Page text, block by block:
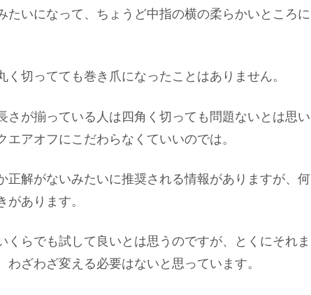
たいになって、ちょうど中指の横の柔らかいところに
切ってても巻き爪になったことはありません。
さが揃っている人は四角く切っても問題ないとは思い
アオフにこだわらなくていいのでは。
正解がないみたいに推奨される情報がありますが、何
あります。
くらでも試して良いとは思うのですが、とくにそれま
ざわざ変える必要はないと思っています。